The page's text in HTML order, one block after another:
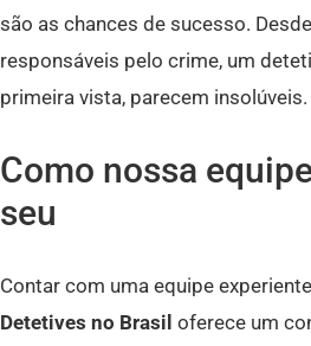
são as chances de sucesso.
responsáveis pelo crime, um
primeira vista, parecem insolúveis.
Como nossa
seu
Contar com uma equipe
Detetives no Brasil oferece um